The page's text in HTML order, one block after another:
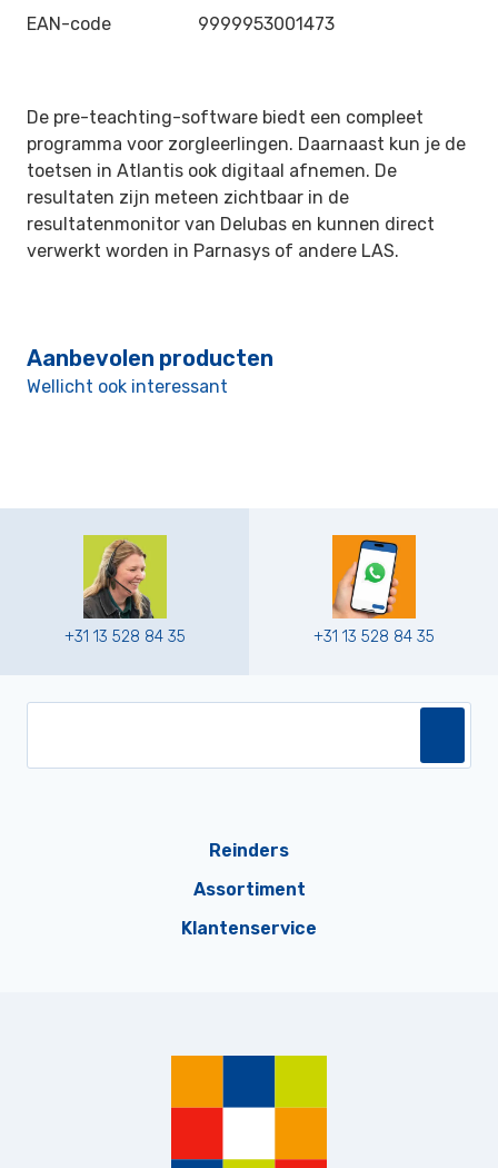
EAN-code
9999953001473
De pre-teachting-software biedt een compleet
programma voor zorgleerlingen. Daarnaast kun je de
toetsen in Atlantis ook digitaal afnemen. De
resultaten zijn meteen zichtbaar in de
resultatenmonitor van Delubas en kunnen direct
verwerkt worden in Parnasys of andere LAS.
Aanbevolen producten
Wellicht ook interessant
+31 13 528 84 35 +31 13 528 84 35
Reinders
Assortiment
Klantenservice